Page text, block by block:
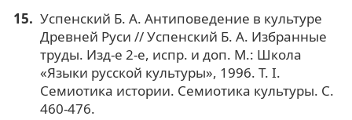
Успенский Б. А. Антиповедение в культуре
Древней Руси // Успенский Б. А. Избранные
труды. Изд-е 2-е, испр. и доп. М.: Школа
«Языки русской культуры», 1996. Т. I.
Семиотика истории. Семиотика культуры. С.
460-476.